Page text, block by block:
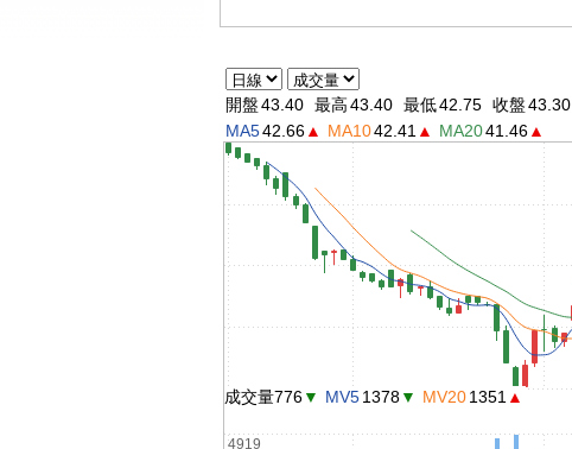
開盤43.40 最高43.40 最低42.75 收盤43.30
MA542.66▲ MA1042.41 ▲ MA2041.46▲
4919
成交量776▼ MV51378▼ MV201351 ▲